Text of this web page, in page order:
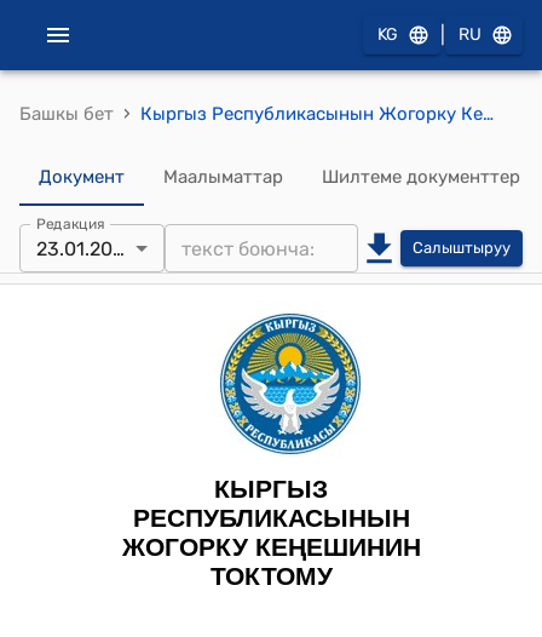
KG RU
Башкы бет › Кыргыз Республикасынын Жогорку Кеңешинин 2025-жылдын 23-январындагы № 2738-VII Кыргыз Республикасынын Президентинин каршы пикири менен кайтарылып берилген "Жарнама жөнүндө" Кыргыз Республикасынын Мыйзамына өзгөртүүлөрдү киргизүү тууралуу" Кыргыз Республикасынын Мыйзамынын макулдашылган вариантын иштеп чыгуу үчүн макулдашуу тобун түзүү жөнүндө" токтому
Документ Маалыматтар Шилтеме документтер
Редакция
23.01.2025 Салыштыруу